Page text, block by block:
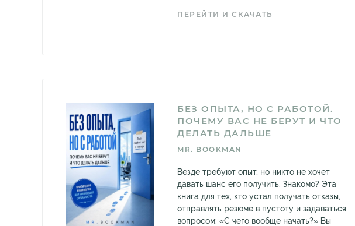
ПЕРЕЙТИ И СКАЧАТЬ
БЕЗ ОПЫТА, НО С РАБОТОЙ.
ПОЧЕМУ ВАС НЕ БЕРУТ И ЧТО
ДЕЛАТЬ ДАЛЬШЕ
MR. BOOKMAN
Везде требуют опыт, но никто не хочет
давать шанс его получить. Знакомо? Эта
книга для тех, кто устал получать отказы,
отправлять резюме в пустоту и задаваться
вопросом: «С чего вообще начать?» Вы